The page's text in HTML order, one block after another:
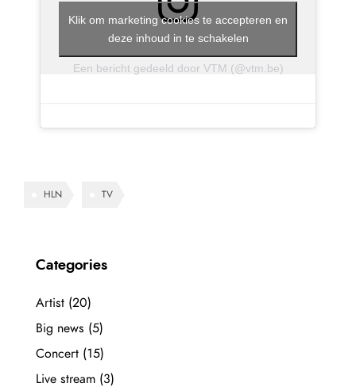
Een bericht gedeeld door VTM (@vtm.be)
Klik om marketing cookies te accepteren en
deze inhoud in te schakelen
HLN TV
Categories
Artist (20)
Big news (5)
Concert (15)
Live stream (3)